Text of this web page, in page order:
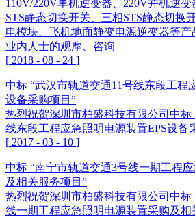
110V/220V单机逆变器、220V并机逆
STS静态切换开关、三相STS静态切换
电模块、飞机地面静变电源逆变器等
业内人士的观摩、咨询
[ 2018 - 08 - 24 ]
中标 “武汉市轨道交通11号线东段工程
设备采购项目”
热烈祝贺深圳市柏盛科技有限公司中标
线东段工程应急照明电源装置EPS设备
[ 2017 - 03 - 10 ]
中标 “南宁市轨道交通3号线一期工程
及相关服务项目”
热烈祝贺深圳市柏盛科技有限公司中标
线一期工程应急照明电源装置采购及相